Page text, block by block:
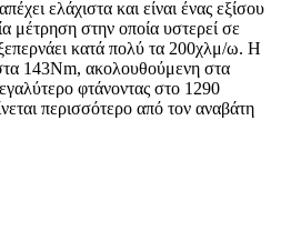
ελάχιστα και είναι ένας εξίσου
μέτρηση στην οποία υστερεί σε
κατά πολύ τα 200χλμ/ω. Η
143Nm, ακολουθούμενη στα
φτάνοντας στο 1290
περισσότερο από τον αναβάτη